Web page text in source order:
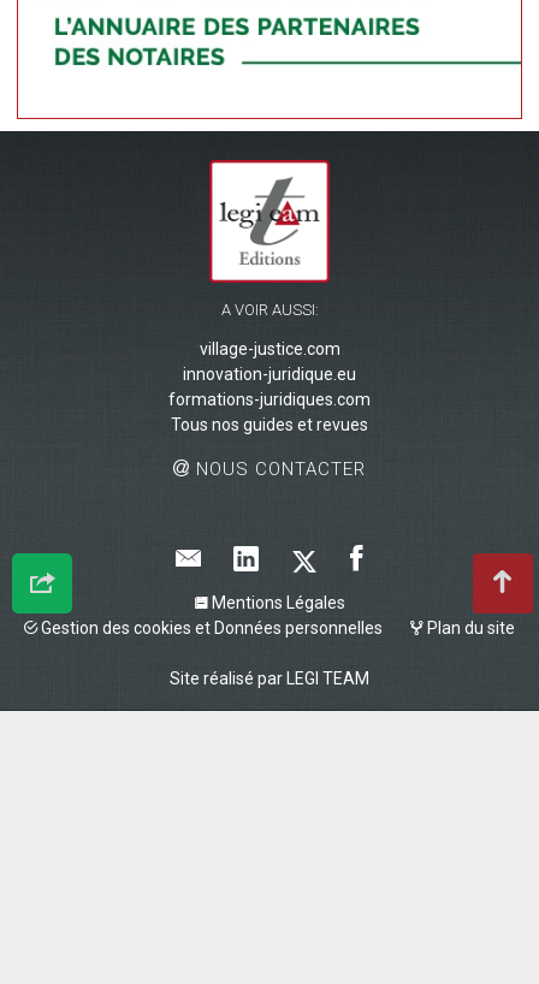
A VOIR AUSSI:
village-justice.com
innovation-juridique.eu
formations-juridiques.com
Tous nos guides et revues
NOUS CONTACTER
Mentions Légales
Gestion des cookies et Données personnelles
Plan du site
Site réalisé par LEGI TEAM